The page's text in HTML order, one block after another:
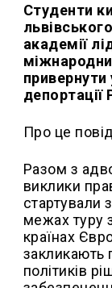
Студенти
академії
депортації
Про це
Разом з
виклики
стартували
межах туру
країнах
закликають
політиків